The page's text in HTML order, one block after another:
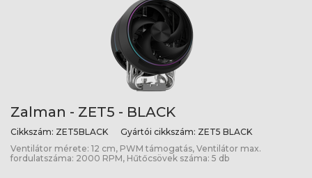
Zalman - ZET5 - BLACK
Cikkszám: ZET5BLACK Gyártói cikkszám: ZET5 BLACK
Ventilátor mérete: 12 cm, PWM támogatás, Ventilátor max.
fordulatszáma: 2000 RPM, Hűtőcsövek száma: 5 db